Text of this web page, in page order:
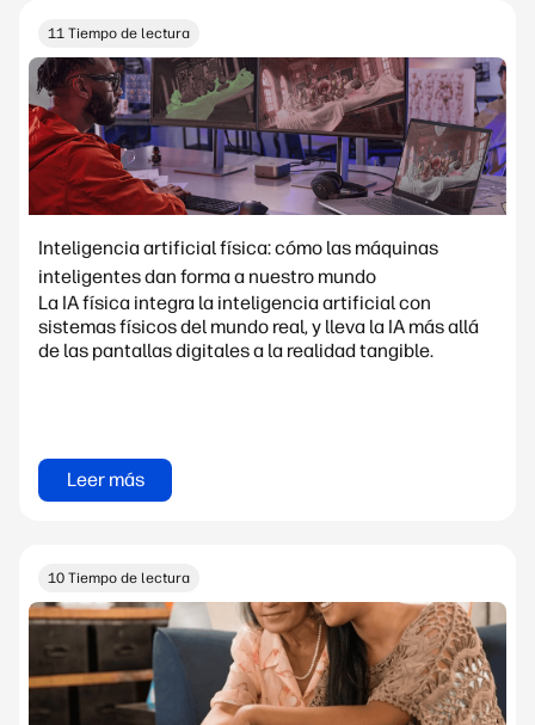
11 Tiempo de lectura
Inteligencia artificial física: cómo las máquinas
inteligentes dan forma a nuestro mundo
La IA física integra la inteligencia artificial con
sistemas físicos del mundo real, y lleva la IA más allá
de las pantallas digitales a la realidad tangible.
Leer más
10 Tiempo de lectura